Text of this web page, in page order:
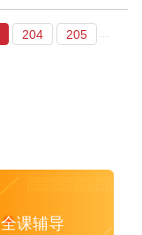
204 205
全课辅导